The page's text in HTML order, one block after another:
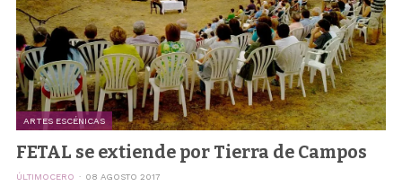
ARTES ESCÉNICAS
FETAL se extiende por Tierra de Campos
ÚLTIMOCERO 08 AGOSTO 2017